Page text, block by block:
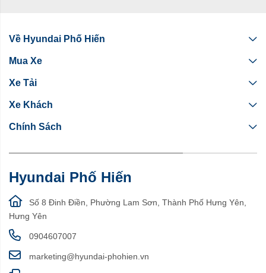
Về Hyundai Phố Hiến
Mua Xe
Xe Tải
Xe Khách
Chính Sách
Hyundai Phố Hiến
Số 8 Đinh Điền, Phường Lam Sơn, Thành Phố Hưng Yên,
Hưng Yên
0904607007
marketing@hyundai-phohien.vn